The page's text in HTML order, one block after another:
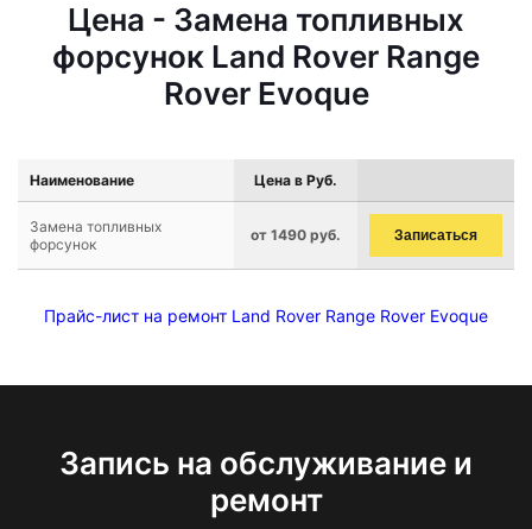
Цена - Замена топливных
форсунок Land Rover Range
Rover Evoque
Наименование Цена в Руб.
Замена топливных
форсунок
от 1490 руб. Записаться
Прайс-лист на ремонт Land Rover Range Rover Evoque
Запись на обслуживание и
ремонт